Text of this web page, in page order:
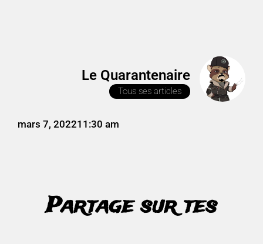
Le Quarantenaire
Tous ses articles
mars 7, 202211:30 am
Partage sur tes